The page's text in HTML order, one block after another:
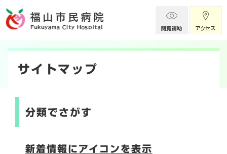
ジ
本
サイトマップ
分類でさがす
新着情報にアイコンを表示